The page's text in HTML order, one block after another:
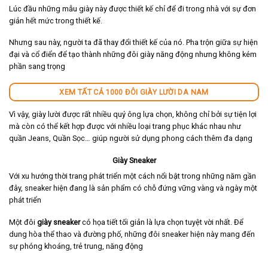
Lúc đầu những mẫu giày này được thiết kế chỉ để đi trong nhà với sự đơn
giản hết mức trong thiết kế.
Nhưng sau này, người ta đã thay đổi thiết kế của nó. Pha trộn giữa sự hiện
đại và cổ điển để tạo thành những đôi giày năng động nhưng không kém
phần sang trọng
XEM TẤT CẢ 1000 ĐÔI GIÀY LƯỜI DA NAM
Vì vậy, giày lười được rất nhiều quý ông lựa chọn, không chỉ bởi sự tiện lợi
mà còn có thể kết hợp được với nhiều loại trang phục khác nhau như
quần Jeans, Quần Sọc… giúp người sử dụng phong cách thêm đa dạng
Giày Sneaker
Với xu hướng thời trang phát triển một cách nổi bật trong những năm gần
đây, sneaker hiện đang là sản phẩm có chỗ đứng vững vàng và ngày một
phát triển
Một đôi giày sneakercó họa tiết tối giản là lựa chọn tuyệt vời nhất. Để
dung hòa thể thao và đường phố, những đôi sneaker hiện này mang đến
sự phóng khoáng, trẻ trung, năng động